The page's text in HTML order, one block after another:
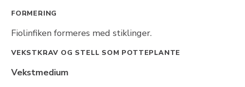
FORMERING
Fiolinfiken formeres med stiklinger.
VEKSTKRAV OG STELL SOM POTTEPLANTE
Vekstmedium